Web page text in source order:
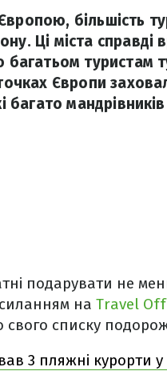
більшість
Ці міста справді
багатьом туристам
Європи
багато
подарувати не
на Travel
свого списку
3 пляжні курорти у